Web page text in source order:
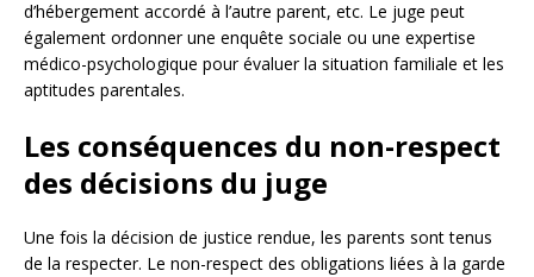
d’hébergement accordé à l’autre parent, etc. Le juge peut
également ordonner une enquête sociale ou une expertise
médico-psychologique pour évaluer la situation familiale et les
aptitudes parentales.
Les conséquences du non-respect
des décisions du juge
Une fois la décision de justice rendue, les parents sont tenus
de la respecter. Le non-respect des obligations liées à la garde